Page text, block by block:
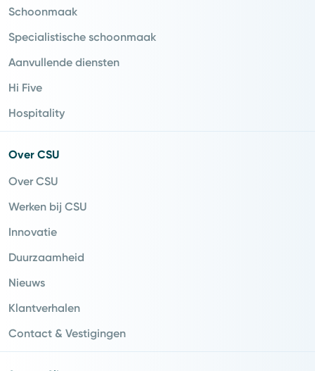
Schoonmaak
Specialistische schoonmaak
Aanvullende diensten
Hi Five
Hospitality
Over CSU
Over CSU
Werken bij CSU
Innovatie
Duurzaamheid
Nieuws
Klantverhalen
Contact & Vestigingen